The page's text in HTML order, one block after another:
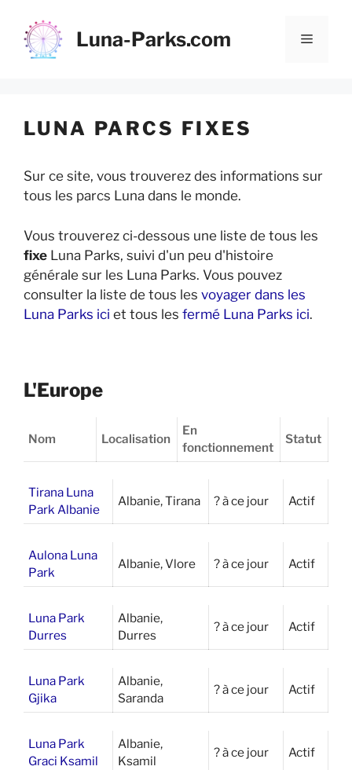
contenu
Luna-Parks.com Menu
LUNA PARCS FIXES
Sur ce site, vous trouverez des informations sur
tous les parcs Luna dans le monde.
Vous trouverez ci-dessous une liste de tous les
fixe Luna Parks, suivi d'un peu d'histoire
générale sur les Luna Parks. Vous pouvez
consulter la liste de tous les voyager dans les
Luna Parks ici et tous les fermé Luna Parks ici.
L'Europe
Nom Localisation
En
fonctionnement
Statut
Tirana Luna
Park Albanie
Albanie, Tirana ? à ce jour Actif
Aulona Luna
Park
Albanie, Vlore ? à ce jour Actif
Luna Park
Durres
Albanie,
Durres
? à ce jour Actif
Luna Park
Gjika
Albanie,
Saranda
? à ce jour Actif
Luna Park
Graci Ksamil
Albanie,
Ksamil
? à ce jour Actif